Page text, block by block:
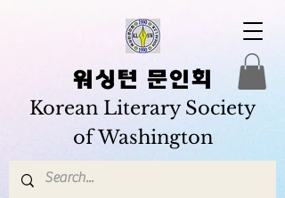
워싱턴 문인회
Korean Literary Society
of Washington